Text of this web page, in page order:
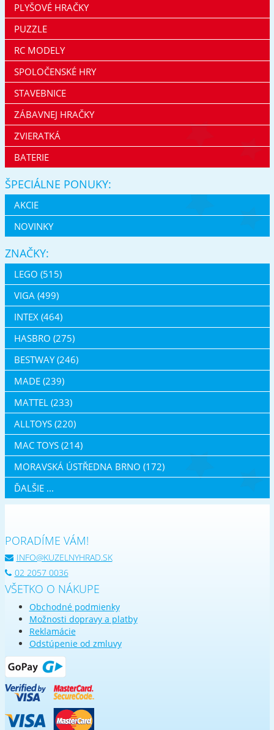
PLYŠOVÉ HRAČKY
PUZZLE
RC MODELY
SPOLOČENSKÉ HRY
STAVEBNICE
ZÁBAVNEJ HRAČKY
ZVIERATKÁ
BATERIE
ŠPECIÁLNE PONUKY:
AKCIE
NOVINKY
ZNAČKY:
LEGO (515)
VIGA (499)
INTEX (464)
HASBRO (275)
BESTWAY (246)
MADE (239)
MATTEL (233)
ALLTOYS (220)
MAC TOYS (214)
MORAVSKÁ ÚSTŘEDNA BRNO (172)
ĎALŠIE ...
PORADÍME VÁM!
INFO@KUZELNYHRAD.SK
02 2057 0036
VŠETKO O NÁKUPE
Obchodné podmienky
Možnosti dopravy a platby
Reklamácie
Odstúpenie od zmluvy